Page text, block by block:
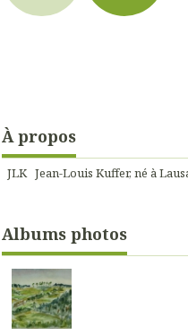
À propos
JLK Jean-Louis Kuffer, né à
Albums photos